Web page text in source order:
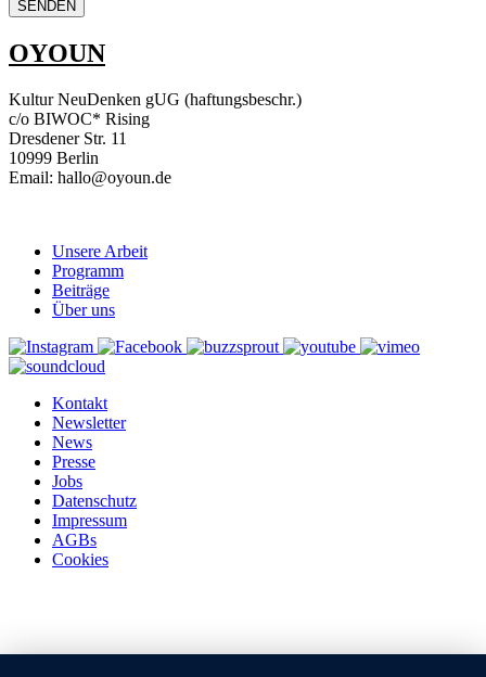
OYOUN
Kultur NeuDenken gUG (haftungsbeschr.)
c/o BIWOC* Rising
Dresdener Str. 11
10999 Berlin
Email: hallo@oyoun.de
Unsere Arbeit
Programm
Beiträge
Über uns
Kontakt
Newsletter
News
Presse
Jobs
Datenschutz
Impressum
AGBs
Cookies